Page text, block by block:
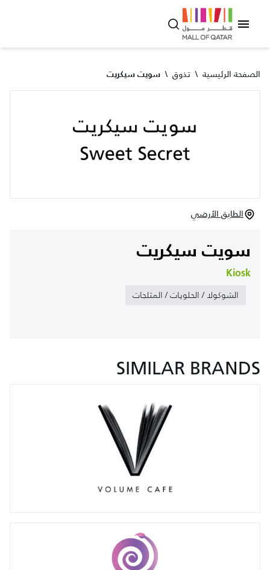
الصفحة الرئيسية \ تذوق \ سويت سيكريت
الطابق الأرضي
سويت سيكريت
Kiosk
الشوكولا / الحلويات / المثلجات
SIMILAR BRANDS